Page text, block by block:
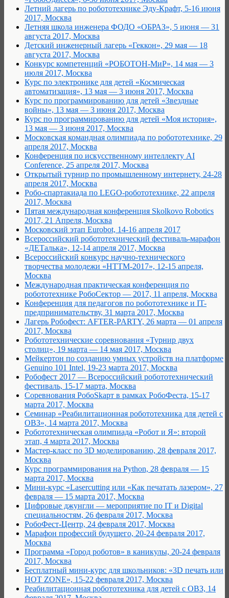
Летний лагерь по робототехнике Эду-Крафт, 5-16 июня
2017, Москва
Летняя школа инженера ФОДО «ОБРАЗ», 5 июня — 31
августа 2017, Москва
Детский инженерный лагерь «Геккон», 29 мая — 18
августа 2017, Москва
Конкурс компетенций «РОБОТОН-МиР», 14 мая — 3
июля 2017, Москва
Курс по электронике для детей «Космическая
автоматизация», 13 мая — 3 июня 2017, Москва
Курс по программированию для детей «Звездные
войны», 13 мая — 3 июня 2017, Москва
Курс по программированию для детей «Моя история»,
13 мая — 3 июня 2017, Москва
Московская командная олимпиада по робототехнике, 29
апреля 2017, Москва
Конференция по искусственному интеллекту AI
Conference, 25 апреля 2017, Москва
Открытый турнир по промышленному интернету, 24-28
апреля 2017, Москва
Робо-спартакиада по LEGO-робототехнике, 22 апреля
2017, Москва
Пятая международная конференция Skolkovo Robotics
2017, 21 Апреля, Москва
Московский этап Eurobot, 14-16 апреля 2017
Всероссийский робототехнический фестиваль-марафон
«ДЕТалька», 12-14 апреля 2017, Москва
Всероссийский конкурс научно-технического
творчества молодежи «НТТМ-2017», 12-15 апреля,
Москва
Международная практическая конференция по
робототехнике РобоСектор — 2017, 11 апреля, Москва
Конференция для педагогов по робототехнике и IT-
предпринимательству, 31 марта 2017, Москва
Лагерь Робофест: AFTER-PARTY, 26 марта — 01 апреля
2017, Москва
Робототехнические соревнования «Турнир двух
столиц», 19 марта — 14 мая 2017, Москва
Мейкертон по созданию умных устройств на платформе
Genuino 101 Intel, 19-23 марта 2017, Москва
Робофест 2017 — Всероссийский робототехнический
фестиваль, 15-17 марта, Москва
Cоревнования РобоSkарт в рамках РобоФеста, 15-17
марта 2017, Москва
Семинар «Реабилитационная робототехника для детей с
ОВЗ», 14 марта 2017, Москва
Робототехническая олимпиада «Робот и Я»: второй
этап, 4 марта 2017, Москва
Мастер-класс по 3D моделированию, 28 февраля 2017,
Москва
Курс программирования на Python, 28 февраля — 15
марта 2017, Москва
Мини-курс «Lasercutting или «Как печатать лазером», 27
февраля — 15 марта 2017, Москва
Цифровые джунгли — мероприятие по IT и Digital
специальностям, 26 февраля 2017, Москва
РобоФест-Центр, 24 февраля 2017, Москва
Марафон профессий будущего, 20-24 февраля 2017,
Москва
Программа «Город роботов» в каникулы, 20-24 февраля
2017, Москва
Бесплатный мини-курс для школьников: «3D печать или
HOT ZONE», 15-22 февраля 2017, Москва
Реабилитационная робототехника для детей с ОВЗ, 14